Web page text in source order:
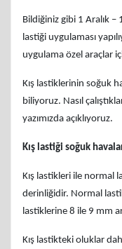
Bildiğiniz gibi 1 Aralık –
lastiği uygulaması
uygulama özel araçlar
Kış lastiklerinin soğuk
biliyoruz. Nasıl
yazımızda açıklıyoruz.
Kış lastiği soğuk
Kış lastikleri ile normal
derinliğidir. Normal
lastiklerine 8 ile 9 mm
Kış lastikteki oluklar